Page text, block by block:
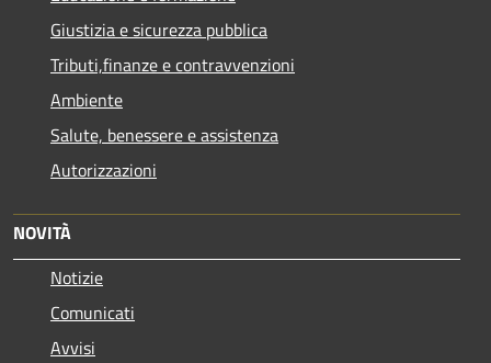
Giustizia e sicurezza pubblica
Tributi,finanze e contravvenzioni
Ambiente
Salute, benessere e assistenza
Autorizzazioni
NOVITÀ
Notizie
Comunicati
Avvisi